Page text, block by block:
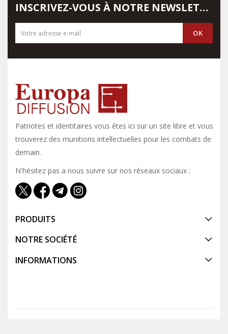
INSCRIVEZ-VOUS À NOTRE NEWSLETTER
Patriotes et identitaires vous êtes ici sur un site libre et vous y
trouverez des munitions intellectuelles pour les combats de
demain.
N'hésitez pas a nous suivre sur nos réseaux sociaux :
PRODUITS
NOTRE SOCIÉTÉ
INFORMATIONS